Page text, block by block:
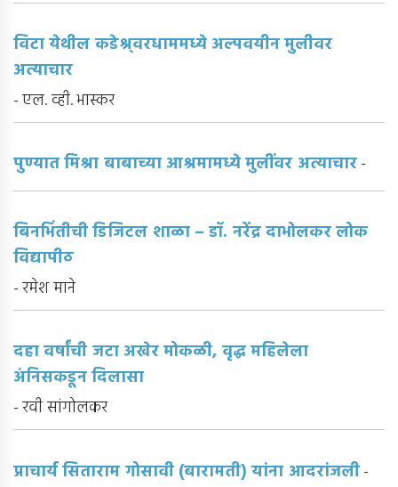
विटा येथील कडेश्र्वरधाममध्ये अल्पवयीन मुलीवर
अत्याचार
- एल. व्ही. भास्कर
पुण्यात मिश्रा बाबाच्या आश्रमामध्ये मुलींवर अत्याचार-
बिनभिंतीची डिजिटल शाळा – डॉ. नरेंद्र दाभोलकर लोक
विद्यापीठ
- रमेश माने
दहा वर्षांची जटा अखेर मोकळी, वृद्ध महिलेला
अंनिसकडून दिलासा
- रवी सांगोलकर
प्राचार्य सिताराम गोसावी (बारामती) यांना आदरांजली-